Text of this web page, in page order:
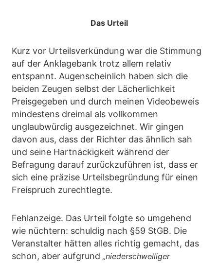
Das Urteil
Kurz vor Urteilsverkündung war die Stimmung
auf der Anklagebank trotz allem relativ
entspannt. Augenscheinlich haben sich die
beiden Zeugen selbst der Lächerlichkeit
Preisgegeben und durch meinen Videobeweis
mindestens dreimal als vollkommen
unglaubwürdig ausgezeichnet. Wir gingen
davon aus, dass der Richter das ähnlich sah
und seine Hartnäckigkeit während der
Befragung darauf zurückzuführen ist, dass er
sich eine präzise Urteilsbegründung für einen
Freispruch zurechtlegte.
Fehlanzeige. Das Urteil folgte so umgehend
wie nüchtern: schuldig nach §59 StGB. Die
Veranstalter hätten alles richtig gemacht, das
schon, aber aufgrund „niederschwelliger